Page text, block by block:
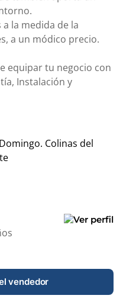
la medida de la
a un módico precio.
equipar tu negocio con
Instalación y
Colinas del
vendedor